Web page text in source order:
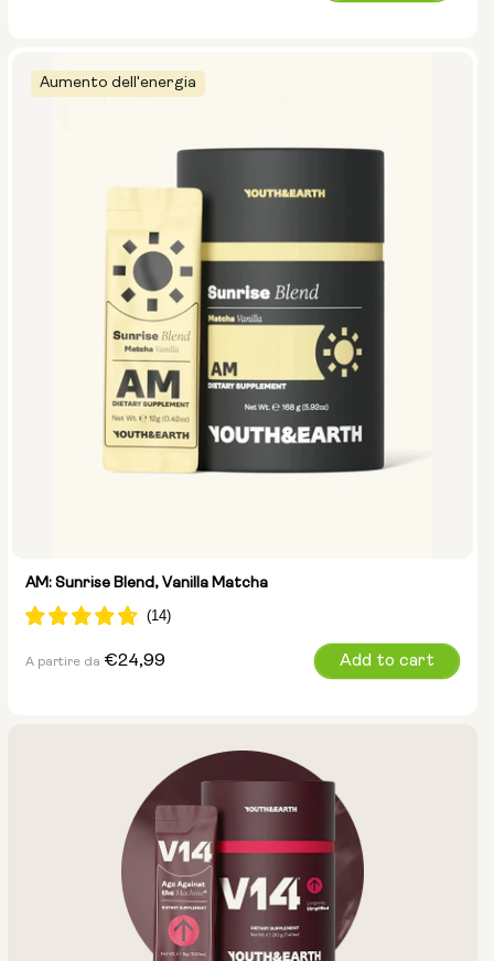
Aumento dell'energia
AM: Sunrise Blend, Vanilla Matcha
Confezione da 14 pezzi Confezione da 28 pezzi
Prezzo
A partire da €24,99 Add to cart